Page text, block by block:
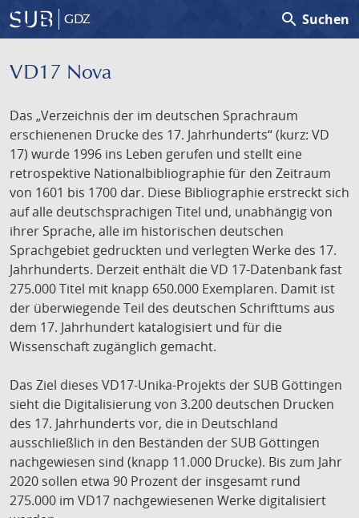
GDZ search Suchen
VD17 Nova
Das „Verzeichnis der im deutschen Sprachraum
erschienenen Drucke des 17. Jahrhunderts“ (kurz: VD
17) wurde 1996 ins Leben gerufen und stellt eine
retrospektive Nationalbibliographie für den Zeitraum
von 1601 bis 1700 dar. Diese Bibliographie erstreckt sich
auf alle deutschsprachigen Titel und, unabhängig von
ihrer Sprache, alle im historischen deutschen
Sprachgebiet gedruckten und verlegten Werke des 17.
Jahrhunderts. Derzeit enthält die VD 17-Datenbank fast
275.000 Titel mit knapp 650.000 Exemplaren. Damit ist
der überwiegende Teil des deutschen Schrifttums aus
dem 17. Jahrhundert katalogisiert und für die
Wissenschaft zugänglich gemacht.
Das Ziel dieses VD17-Unika-Projekts der SUB Göttingen
sieht die Digitalisierung von 3.200 deutschen Drucken
des 17. Jahrhunderts vor, die in Deutschland
ausschließlich in den Beständen der SUB Göttingen
nachgewiesen sind (knapp 11.000 Drucke). Bis zum Jahr
2020 sollen etwa 90 Prozent der insgesamt rund
275.000 im VD17 nachgewiesenen Werke digitalisiert